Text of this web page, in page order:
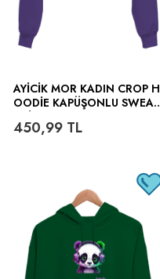
AYICIK MOR KADIN CROP H
OODIE KAPÜŞONLU SWEAT
450,99 TL